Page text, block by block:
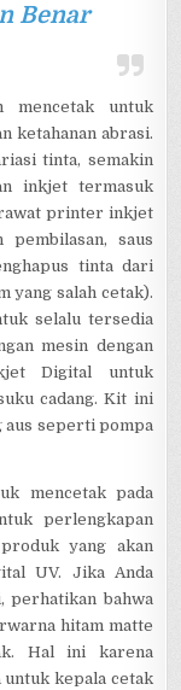
Benar
mencetak untuk
ketahanan abrasi.
tinta, semakin
inkjet termasuk
printer inkjet
saus
tinta dari
yang salah cetak).
selalu tersedia
mesin dengan
Digital untuk
cadang. Kit ini
aus seperti pompa
mencetak pada
perlengkapan
yang akan
UV. Jika Anda
perhatikan bahwa
hitam matte
Hal ini karena
kepala cetak